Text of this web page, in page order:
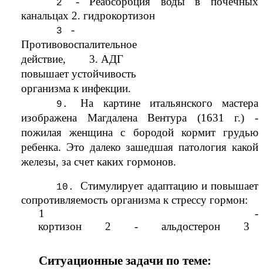
канальцах 2. гидрокортизон
-
Противовоспалительное
действие, 3. АДГ
повышает устойчивость
организма к инфекции.
На картине итальянского мастера
изображена Магдалена Вентура (1631 г.) -
пожилая женщина с бородой кормит грудью
ребенка. Это далеко зашедшая патология какой
железы, за счет каких гормонов.
Стимулирует адаптацию и повышает
сопротивляемость организма к стрессу гормон:
1 -
кортизон 2 - альдостерон 3
Ситуационные задачи по теме: